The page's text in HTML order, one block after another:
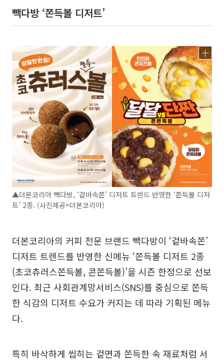
빽다방 ‘쫀득볼 디저트’
▲더본코리아 빽다방, ‘겉바속쫀’ 디저트 트렌드 반영한 ‘쫀득볼 디저
트’ 2종. (사진제공=더본코리아)
더본코리아의 커피 전문 브랜드 빽다방이 ‘겉바속쫀’
디저트 트렌드를 반영한 신메뉴 ‘쫀득볼 디저트 2종
(초코츄러스쫀득볼, 콘쫀득볼)’을 시즌 한정으로 선보
인다. 최근 사회관계망서비스(SNS)를 중심으로 쫀득
한 식감의 디저트 수요가 커지는 데 따라 기획된 메뉴
다.
특히 바삭하게 씹히는 겉면과 쫀득한 속 재료처럼 서